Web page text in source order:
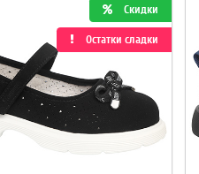
Скидки
Остатки сладки